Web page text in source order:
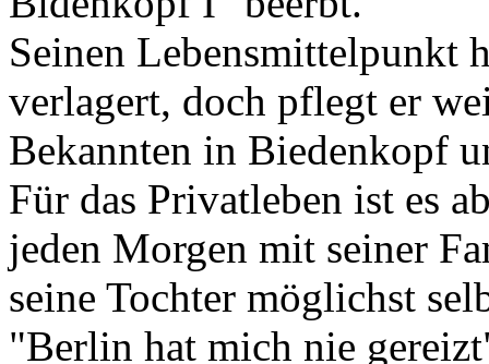
Seinen Lebensmittelpunkt
verlagert, doch pflegt er
Bekannten in Biedenkopf
Für das Privatleben ist es
jeden Morgen mit seiner
seine Tochter möglichst
"Berlin hat mich nie